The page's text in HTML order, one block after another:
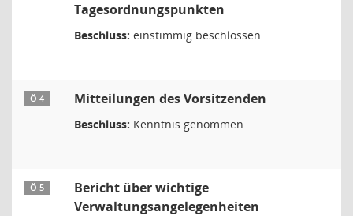
Tagesordnungspunkten
Beschluss: einstimmig beschlossen
Ö 4 Mitteilungen des Vorsitzenden
Beschluss: Kenntnis genommen
Ö 5
Bericht über wichtige
Verwaltungsangelegenheiten